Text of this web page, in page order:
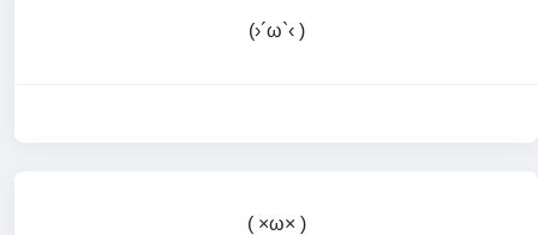
(›´ω`‹ )
( ×ω× )